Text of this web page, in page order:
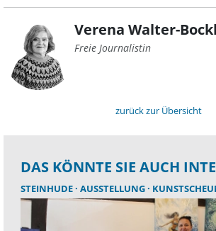
Verena Walter-
Freie Journalistin
zurück zur Übersicht
DAS KÖNNTE SIE AUCH
STEINHUDE AUSSTELLUNG